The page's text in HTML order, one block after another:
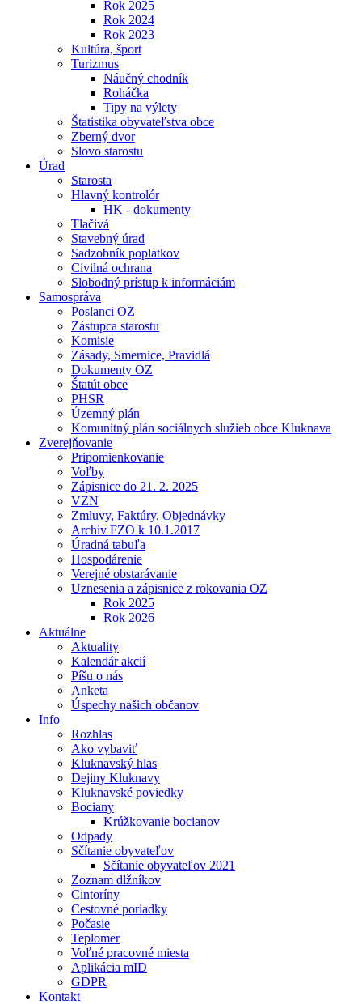
Rok 2025
Rok 2024
Rok 2023
Kultúra, šport
Turizmus
Náučný chodník
Roháčka
Tipy na výlety
Štatistika obyvateľstva obce
Zberný dvor
Slovo starostu
Úrad
Starosta
Hlavný kontrolór
HK - dokumenty
Tlačivá
Stavebný úrad
Sadzobník poplatkov
Civilná ochrana
Slobodný prístup k informáciám
Samospráva
Poslanci OZ
Zástupca starostu
Komisie
Zásady, Smernice, Pravidlá
Dokumenty OZ
Štatút obce
PHSR
Územný plán
Komunitný plán sociálnych služieb obce Kluknava
Zverejňovanie
Pripomienkovanie
Voľby
Zápisnice do 21. 2. 2025
VZN
Zmluvy, Faktúry, Objednávky
Archiv FZO k 10.1.2017
Úradná tabuľa
Hospodárenie
Verejné obstarávanie
Uznesenia a zápisnice z rokovania OZ
Rok 2025
Rok 2026
Aktuálne
Aktuality
Kalendár akcií
Píšu o nás
Anketa
Úspechy našich občanov
Info
Rozhlas
Ako vybaviť
Kluknavský hlas
Dejiny Kluknavy
Kluknavské poviedky
Bociany
Krúžkovanie bocianov
Odpady
Sčítanie obyvateľov
Sčítanie obyvateľov 2021
Zoznam dlžníkov
Cintoríny
Cestovné poriadky
Počasie
Teplomer
Voľné pracovné miesta
Aplikácia mID
GDPR
Kontakt